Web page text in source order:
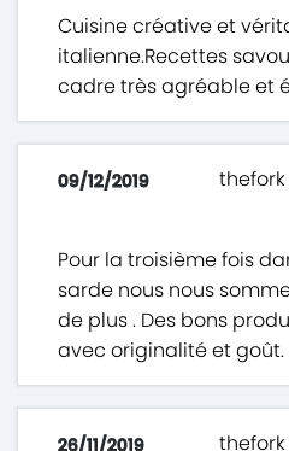
Cuisine créative et
italienne.Recettes
cadre très agréable et
09/12/2019 thefork
Pour la troisième fois
sarde nous nous
de plus . Des bons
avec originalité et goût.
26/11/2019 thefork